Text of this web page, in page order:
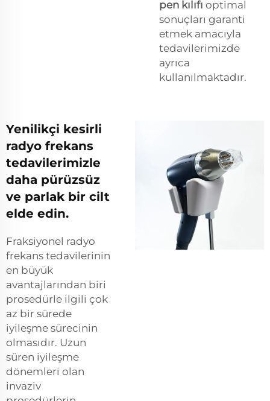
pen kılıfı optimal
sonuçları garanti
etmek amacıyla
tedavilerimizde
ayrıca
kullanılmaktadır.
Yenilikçi kesirli
radyo frekans
tedavilerimizle
daha pürüzsüz
ve parlak bir cilt
elde edin.
Fraksiyonel radyo
frekans tedavilerinin
en büyük
avantajlarından biri
prosedürle ilgili çok
az bir sürede
iyileşme sürecinin
olmasıdır. Uzun
süren iyileşme
dönemleri olan
invaziv